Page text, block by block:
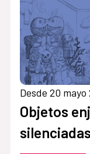
Desde 20 mayo
Objetos
silenciadas